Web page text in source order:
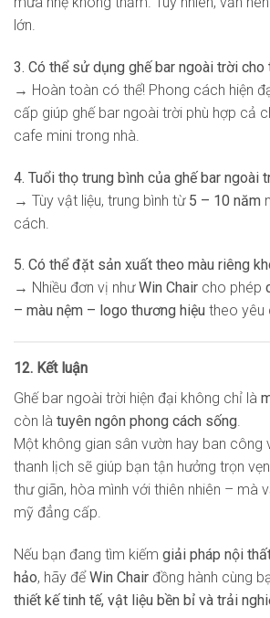
lớn.
3. Có thể sử dụng ghế bar ngoài trời cho
→ Hoàn toàn có thể! Phong cách hiện
cấp giúp ghế bar ngoài trời phù hợp cả
cafe mini trong nhà.
4. Tuổi thọ trung bình của ghế bar ngoài
→ Tùy vật liệu, trung bình từ 5 – 10 năm
cách.
5. Có thể đặt sản xuất theo màu riêng
→ Nhiều đơn vị nhưWin Chair cho phép
– màu nệm – logo thương hiệu theo yêu
12. Kết luận
Ghế bar ngoài trời hiện đại không chỉ là
còn là tuyên ngôn phong cách sống.
Một không gian sân vườn hay ban công
thanh lịch sẽ giúp bạn tận hưởng trọn
thư giãn, hòa mình với thiên nhiên – mà
mỹ đẳng cấp.
Nếu bạn đang tìm kiếm giải pháp nội
hảo, hãy đểWin Chair đồng hành cùng
thiết kế tinh tế, vật liệu bền bỉ và trải